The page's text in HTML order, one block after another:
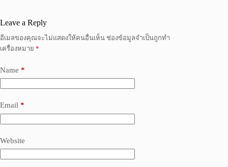
Leave a Reply
อีเมลของคุณจะไม่แสดงให้คนอื่นเห็น ช่องข้อมูลจำเป็นถูกทำ
เครื่องหมาย *
Name *
Email *
Website